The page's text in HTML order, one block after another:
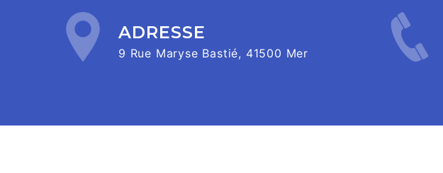
ADRESSE
9 Rue Maryse Bastié, 41500 Mer